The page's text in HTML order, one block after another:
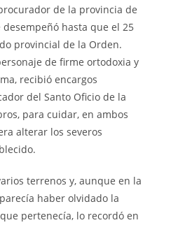
de la provincia de
hasta que el 25
provincial de la Orden.
de firme ortodoxia y
recibió encargos
del Santo Oficio de la
para cuidar, en ambos
alterar los severos
terrenos y, aunque en la
haber olvidado la
pertenecía, lo recordó en